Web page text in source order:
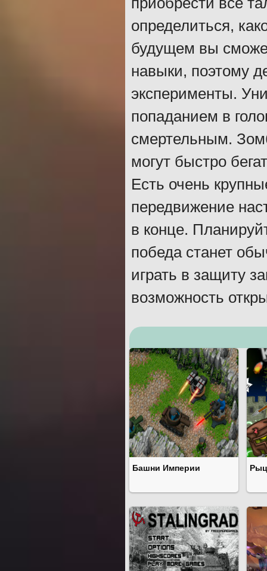
определиться,
будущем вы
навыки, поэтому
эксперименты.
попаданием в
смертельным.
могут быстро
Есть очень
передвижение
в конце.
победа станет
играть в защиту
возможность
Башни Империи